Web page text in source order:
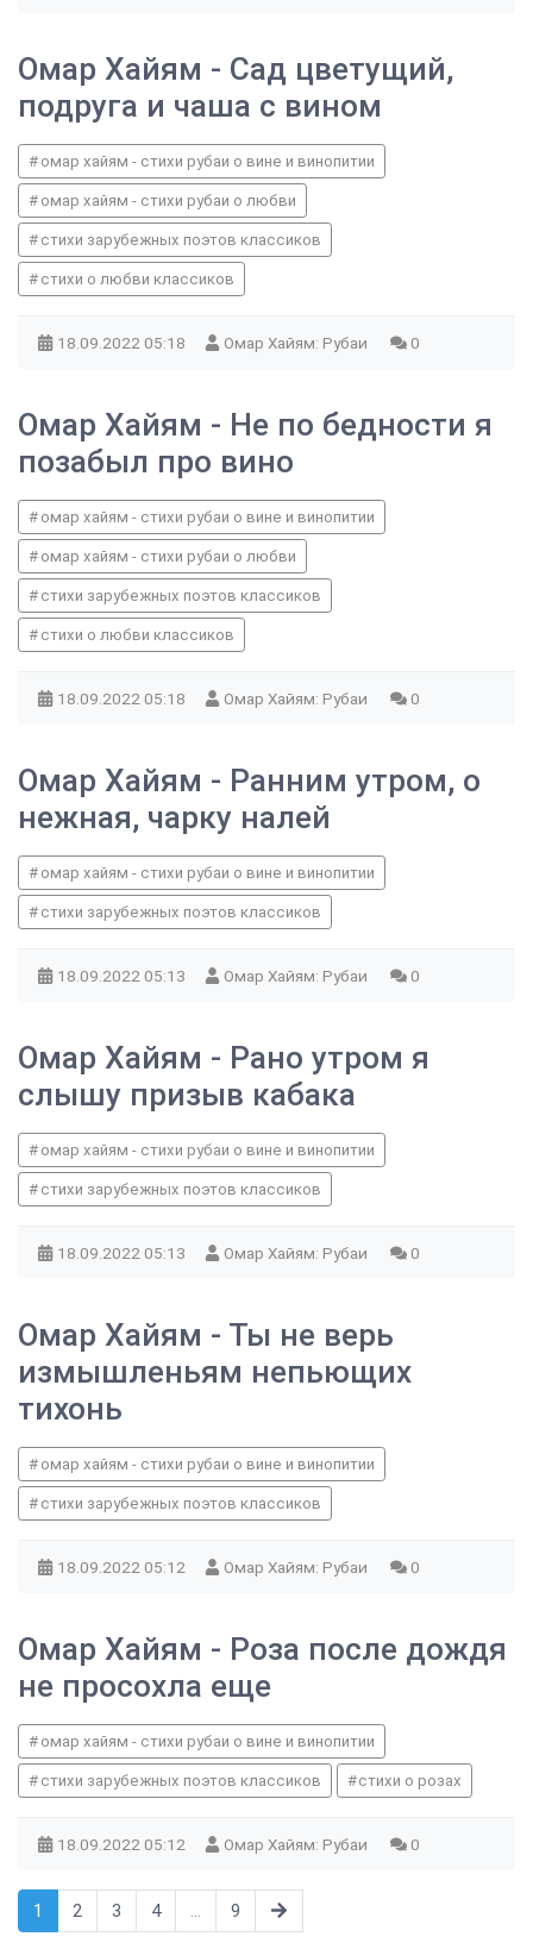
Омар Хайям - Сад цветущий,
подруга и чаша с вином
омар хайям - стихи рубаи о вине и винопитии
омар хайям - стихи рубаи о любви
стихи зарубежных поэтов классиков
стихи о любви классиков
18.09.2022 05:18 Омар Хайям: Рубаи 0
Омар Хайям - Не по бедности я
позабыл про вино
омар хайям - стихи рубаи о вине и винопитии
омар хайям - стихи рубаи о любви
стихи зарубежных поэтов классиков
стихи о любви классиков
18.09.2022 05:18 Омар Хайям: Рубаи 0
Омар Хайям - Ранним утром, о
нежная, чарку налей
омар хайям - стихи рубаи о вине и винопитии
стихи зарубежных поэтов классиков
18.09.2022 05:13 Омар Хайям: Рубаи 0
Омар Хайям - Рано утром я
слышу призыв кабака
омар хайям - стихи рубаи о вине и винопитии
стихи зарубежных поэтов классиков
18.09.2022 05:13 Омар Хайям: Рубаи 0
Омар Хайям - Ты не верь
измышленьям непьющих
тихонь
омар хайям - стихи рубаи о вине и винопитии
стихи зарубежных поэтов классиков
18.09.2022 05:12 Омар Хайям: Рубаи 0
Омар Хайям - Роза после дождя
не просохла еще
омар хайям - стихи рубаи о вине и винопитии
стихи зарубежных поэтов классиков стихи о розах
18.09.2022 05:12 Омар Хайям: Рубаи 0
1 2 3 4 ... 9